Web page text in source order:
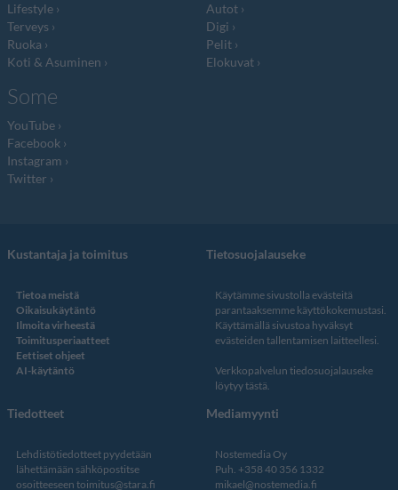
Lifestyle
Terveys
Ruoka
Koti & Asuminen
Autot
Digi
Pelit
Elokuvat
Some
YouTube
Facebook
Instagram
Twitter
Kustantaja ja toimitus
Tietoa meistä
Oikaisukäytäntö
Ilmoita virheestä
Toimitusperiaatteet
Eettiset ohjeet
AI-käytäntö
Tietosuojalauseke
Käytämme sivustolla evästeitä
parantaaksemme käyttökokemustasi.
Käyttämällä sivustoa hyväksyt
evästeiden tallentamisen laitteellesi.
Verkkopalvelun tiedosuojalauseke
löytyy tästä.
Tiedotteet
Lehdistötiedotteet pyydetään
lähettämään sähköpostitse
osoitteeseen toimitus@stara.fi
Mediamyynti
Nostemedia Oy
Puh. +358 40 356 1332
mikael@nostemedia.fi